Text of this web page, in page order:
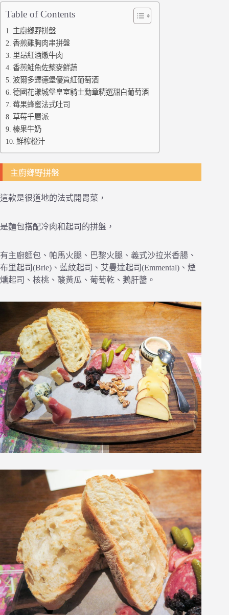
Table of Contents
主廚鄉野拼盤
香煎雞胸肉串拼盤
里昂紅酒燉牛肉
香煎鮭魚佐蔾麥鮮蔬
波爾多鐸德堡優質紅葡萄酒
德國花漾城堡皇室騎士勳章精選甜白葡萄酒
莓果蜂蜜法式吐司
草莓千層派
榛果牛奶
鮮榨橙汁
主廚鄉野拼盤
這款是很道地的法式開胃菜，
是麵包搭配冷肉和起司的拼盤，
有主廚麵包、帕馬火腿、巴黎火腿、義式沙拉米香腸、
布里起司(Brie)、藍紋起司、艾曼達起司(Emmental)、煙
燻起司、核桃、酸黃瓜、葡萄乾、鵝肝醬。